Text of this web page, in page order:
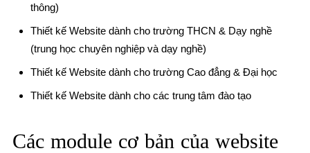
thông)
Thiết kế Website dành cho trường THCN & Dạy nghề
(trung học chuyên nghiệp và dạy nghề)
Thiết kế Website dành cho trường Cao đẳng & Đại học
Thiết kế Website dành cho các trung tâm đào tạo
Các module cơ bản của website